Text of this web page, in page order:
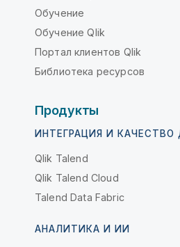
Обучение
Обучение Qlik
Портал клиентов Qlik
Библиотека ресурсов
Продукты
ИНТЕГРАЦИЯ И КАЧЕСТВО
Qlik Talend
Qlik Talend Cloud
Talend Data Fabric
АНАЛИТИКА И ИИ